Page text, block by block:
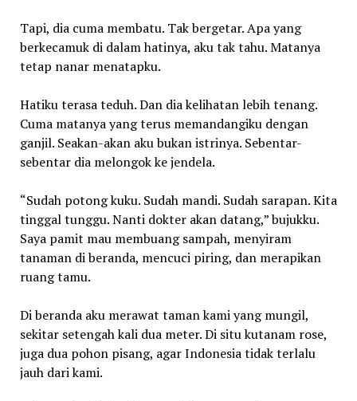
Tapi, dia cuma membatu. Tak bergetar. Apa yang
berkecamuk di dalam hatinya, aku tak tahu. Matanya
tetap nanar menatapku.
Hatiku terasa teduh. Dan dia kelihatan lebih tenang.
Cuma matanya yang terus memandangiku dengan
ganjil. Seakan-akan aku bukan istrinya. Sebentar-
sebentar dia melongok ke jendela.
“Sudah potong kuku. Sudah mandi. Sudah sarapan. Kita
tinggal tunggu. Nanti dokter akan datang,” bujukku.
Saya pamit mau membuang sampah, menyiram
tanaman di beranda, mencuci piring, dan merapikan
ruang tamu.
Di beranda aku merawat taman kami yang mungil,
sekitar setengah kali dua meter. Di situ kutanam rose,
juga dua pohon pisang, agar Indonesia tidak terlalu
jauh dari kami.